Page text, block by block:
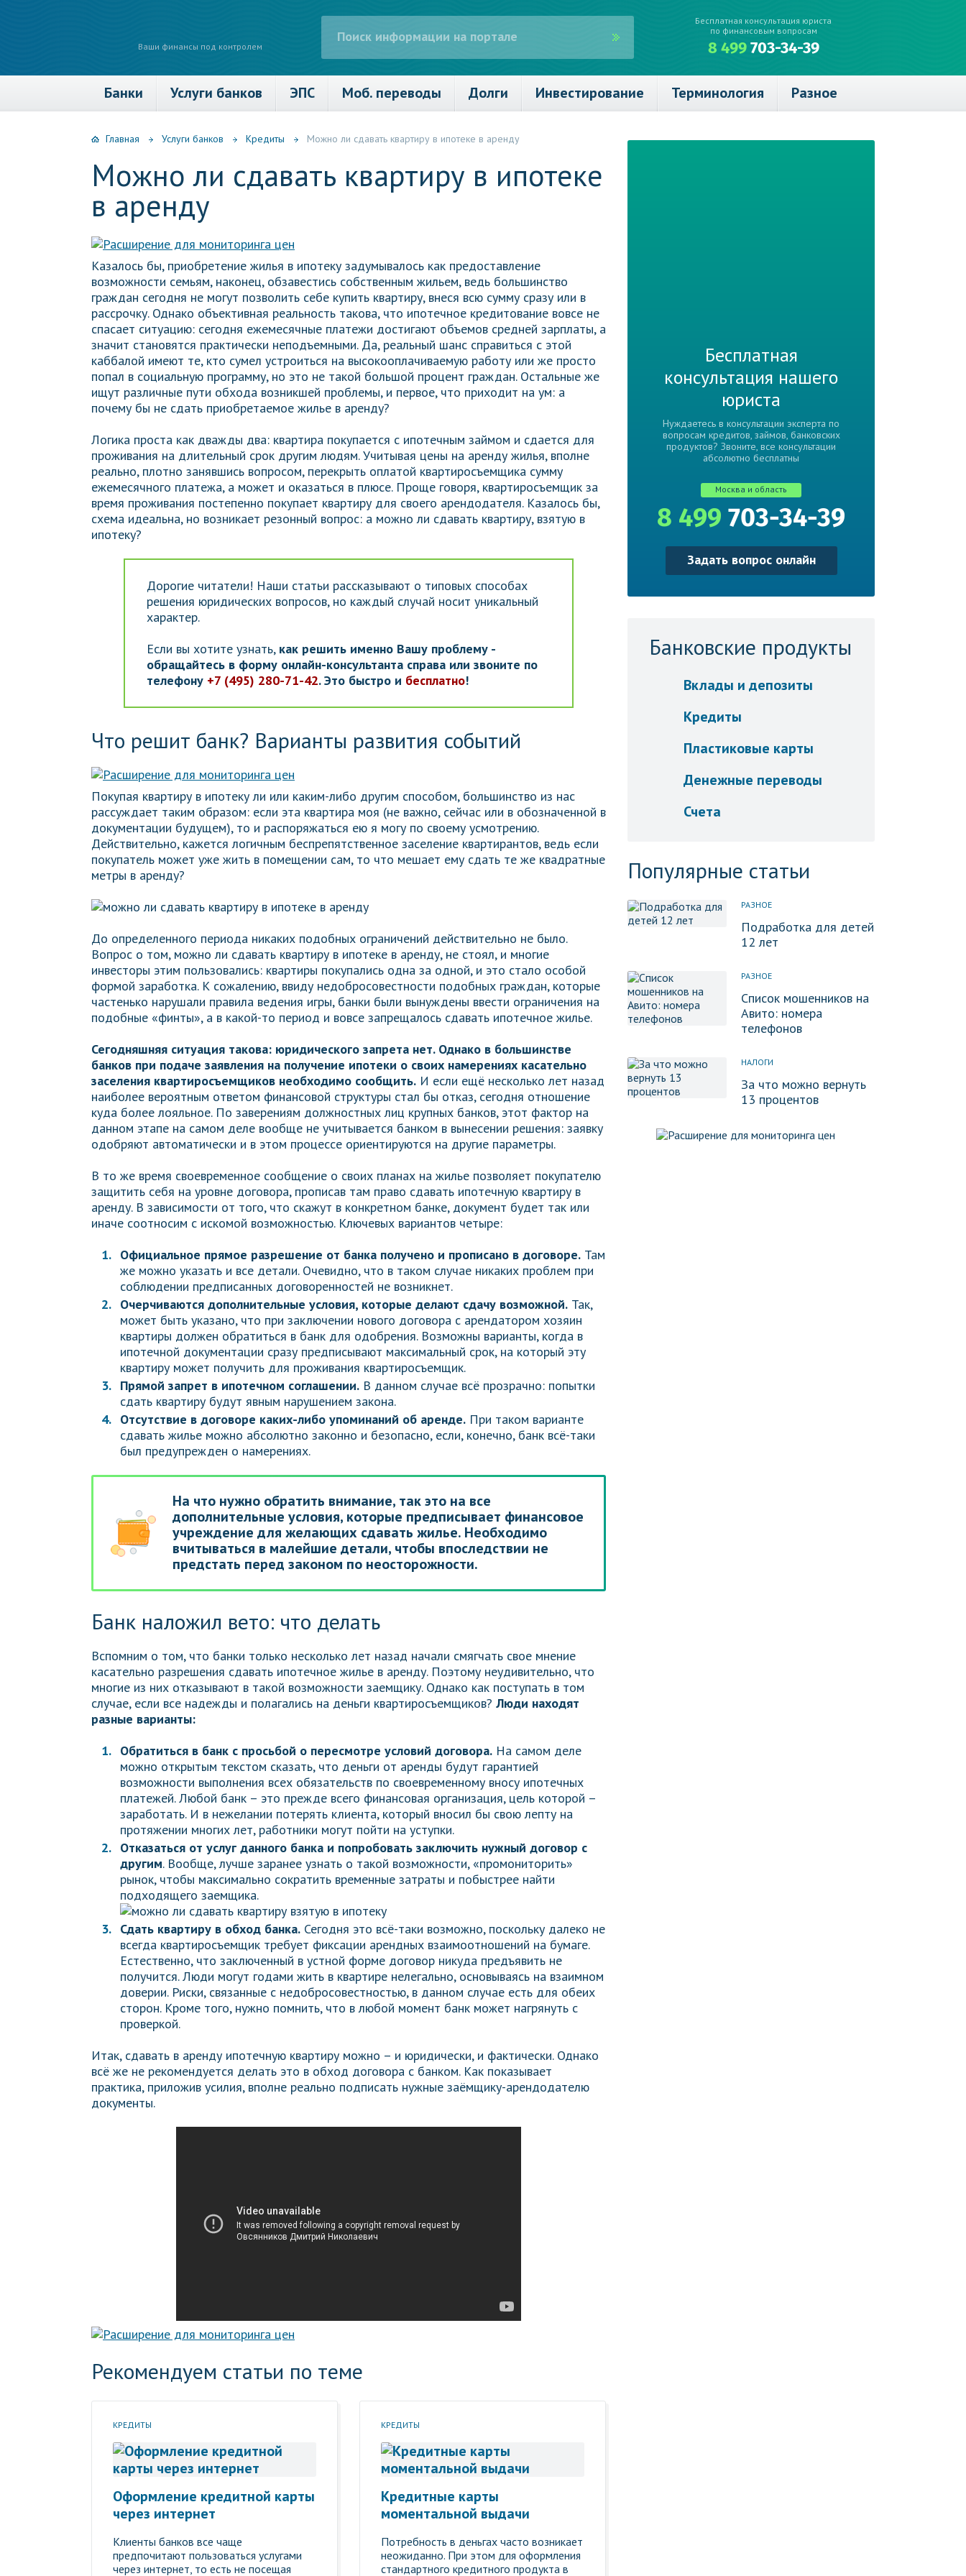
Ваши финансы под контролем
Бесплатная консультация юриста
по финансовым вопросам
8 499703-34-39
Банки Услуги банков ЭПС Моб. переводы Долги Инвестирование Терминология Разное
Главная Услуги банков Кредиты Можно ли сдавать квартиру в ипотеке в аренду
Можно ли сдавать квартиру в ипотеке
в аренду
Казалось бы, приобретение жилья в ипотеку задумывалось как предоставление
возможности семьям, наконец, обзавестись собственным жильем, ведь большинство
граждан сегодня не могут позволить себе купить квартиру, внеся всю сумму сразу или в
рассрочку. Однако объективная реальность такова, что ипотечное кредитование вовсе не
спасает ситуацию: сегодня ежемесячные платежи достигают объемов средней зарплаты, а
значит становятся практически неподъемными. Да, реальный шанс справиться с этой
каббалой имеют те, кто сумел устроиться на высокооплачиваемую работу или же просто
попал в социальную программу, но это не такой большой процент граждан. Остальные же
ищут различные пути обхода возникшей проблемы, и первое, что приходит на ум: а
почему бы не сдать приобретаемое жилье в аренду?
Логика проста как дважды два: квартира покупается с ипотечным займом и сдается для
проживания на длительный срок другим людям. Учитывая цены на аренду жилья, вполне
реально, плотно занявшись вопросом, перекрыть оплатой квартиросъемщика сумму
ежемесячного платежа, а может и оказаться в плюсе. Проще говоря, квартиросъемщик за
время проживания постепенно покупает квартиру для своего арендодателя. Казалось бы,
схема идеальна, но возникает резонный вопрос: а можно ли сдавать квартиру, взятую в
ипотеку?
Дорогие читатели! Наши статьи рассказывают о типовых способах
решения юридических вопросов, но каждый случай носит уникальный
характер.
Если вы хотите узнать, как решить именно Вашу проблему -
обращайтесь в форму онлайн-консультанта справа или звоните по
телефону +7 (495) 280-71-42. Это быстро и бесплатно!
Что решит банк? Варианты развития событий
Покупая квартиру в ипотеку ли или каким-либо другим способом, большинство из нас
рассуждает таким образом: если эта квартира моя (не важно, сейчас или в обозначенной в
документации будущем), то и распоряжаться ею я могу по своему усмотрению.
Действительно, кажется логичным беспрепятственное заселение квартирантов, ведь если
покупатель может уже жить в помещении сам, то что мешает ему сдать те же квадратные
метры в аренду?
До определенного периода никаких подобных ограничений действительно не было.
Вопрос о том, можно ли сдавать квартиру в ипотеке в аренду, не стоял, и многие
инвесторы этим пользовались: квартиры покупались одна за одной, и это стало особой
формой заработка. К сожалению, ввиду недобросовестности подобных граждан, которые
частенько нарушали правила ведения игры, банки были вынуждены ввести ограничения на
подобные «финты», а в какой-то период и вовсе запрещалось сдавать ипотечное жилье.
Сегодняшняя ситуация такова: юридического запрета нет. Однако в большинстве
банков при подаче заявления на получение ипотеки о своих намерениях касательно
заселения квартиросъемщиков необходимо сообщить. И если ещё несколько лет назад
наиболее вероятным ответом финансовой структуры стал бы отказ, сегодня отношение
куда более лояльное. По заверениям должностных лиц крупных банков, этот фактор на
данном этапе на самом деле вообще не учитывается банком в вынесении решения: заявку
одобряют автоматически и в этом процессе ориентируются на другие параметры.
В то же время своевременное сообщение о своих планах на жилье позволяет покупателю
защитить себя на уровне договора, прописав там право сдавать ипотечную квартиру в
аренду. В зависимости от того, что скажут в конкретном банке, документ будет так или
иначе соотносим с искомой возможностью. Ключевых вариантов четыре:
Официальное прямое разрешение от банка получено и прописано в договоре. Там
же можно указать и все детали. Очевидно, что в таком случае никаких проблем при
соблюдении предписанных договоренностей не возникнет.
Очерчиваются дополнительные условия, которые делают сдачу возможной. Так,
может быть указано, что при заключении нового договора с арендатором хозяин
квартиры должен обратиться в банк для одобрения. Возможны варианты, когда в
ипотечной документации сразу предписывают максимальный срок, на который эту
квартиру может получить для проживания квартиросъемщик.
Прямой запрет в ипотечном соглашении. В данном случае всё прозрачно: попытки
сдать квартиру будут явным нарушением закона.
Отсутствие в договоре каких-либо упоминаний об аренде. При таком варианте
сдавать жилье можно абсолютно законно и безопасно, если, конечно, банк всё-таки
был предупрежден о намерениях.
На что нужно обратить внимание, так это на все
дополнительные условия, которые предписывает финансовое
учреждение для желающих сдавать жилье. Необходимо
вчитываться в малейшие детали, чтобы впоследствии не
предстать перед законом по неосторожности.
Банк наложил вето: что делать
Вспомним о том, что банки только несколько лет назад начали смягчать свое мнение
касательно разрешения сдавать ипотечное жилье в аренду. Поэтому неудивительно, что
многие из них отказывают в такой возможности заемщику. Однако как поступать в том
случае, если все надежды и полагались на деньги квартиросъемщиков? Люди находят
разные варианты:
Обратиться в банк с просьбой о пересмотре условий договора. На самом деле
можно открытым текстом сказать, что деньги от аренды будут гарантией
возможности выполнения всех обязательств по своевременному вносу ипотечных
платежей. Любой банк – это прежде всего финансовая организация, цель которой –
заработать. И в нежелании потерять клиента, который вносил бы свою лепту на
протяжении многих лет, работники могут пойти на уступки.
Отказаться от услуг данного банка и попробовать заключить нужный договор с
другим. Вообще, лучше заранее узнать о такой возможности, «промониторить»
рынок, чтобы максимально сократить временные затраты и побыстрее найти
подходящего заемщика.
Сдать квартиру в обход банка. Сегодня это всё-таки возможно, поскольку далеко не
всегда квартиросъемщик требует фиксации арендных взаимоотношений на бумаге.
Естественно, что заключенный в устной форме договор никуда предъявить не
получится. Люди могут годами жить в квартире нелегально, основываясь на взаимном
доверии. Риски, связанные с недобросовестностью, в данном случае есть для обеих
сторон. Кроме того, нужно помнить, что в любой момент банк может нагрянуть с
проверкой.
Итак, сдавать в аренду ипотечную квартиру можно – и юридически, и фактически. Однако
всё же не рекомендуется делать это в обход договора с банком. Как показывает
практика, приложив усилия, вполне реально подписать нужные заёмщику-арендодателю
документы.
Рекомендуем статьи по теме
КРЕДИТЫ
Оформление кредитной карты
через интернет
Клиенты банков все чаще
предпочитают пользоваться услугами
через интернет, то есть не посещая
КРЕДИТЫ
Кредитные карты
моментальной выдачи
Потребность в деньгах часто возникает
неожиданно. При этом для оформления
стандартного кредитного продукта в
Бесплатная
консультация нашего
юриста
Нуждаетесь в консультации эксперта по
вопросам кредитов, займов, банковских
продуктов? Звоните, все консультации
абсолютно бесплатны
Москва и область
8 499 703-34-39
Задать вопрос онлайн
Банковские продукты
Вклады и депозиты
Кредиты
Пластиковые карты
Денежные переводы
Счета
Популярные статьи
РАЗНОЕ
Подработка для детей
12 лет
РАЗНОЕ
Список мошенников на
Авито: номера
телефонов
НАЛОГИ
За что можно вернуть
13 процентов